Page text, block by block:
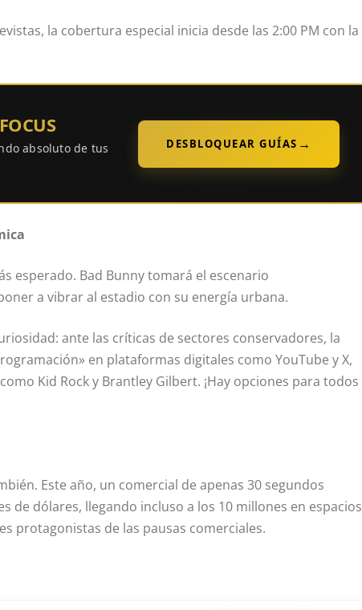
la cobertura especial inicia desde las 2:00 PM con la
absoluto de tus
DESBLOQUEAR GUÍAS →
esperado. Bad Bunny tomará el escenario
a vibrar al estadio con su energía urbana.
ante las críticas de sectores conservadores, la
en plataformas digitales como YouTube y X,
Kid Rock y Brantley Gilbert. ¡Hay opciones para todos
Este año, un comercial de apenas 30 segundos
dólares, llegando incluso a los 10 millones en espacios
protagonistas de las pausas comerciales.